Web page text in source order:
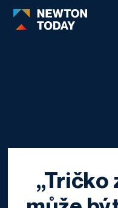
„Tričko